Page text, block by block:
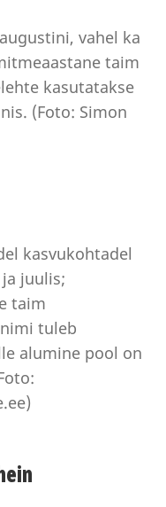
vahel ka
taim
kasutatakse
(Foto: Simon
kasvukohtadel
juulis;
taim
tuleb
alumine pool on